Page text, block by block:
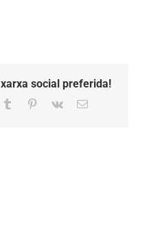
social preferida!
Tumblr Pinterest
Vk Email: